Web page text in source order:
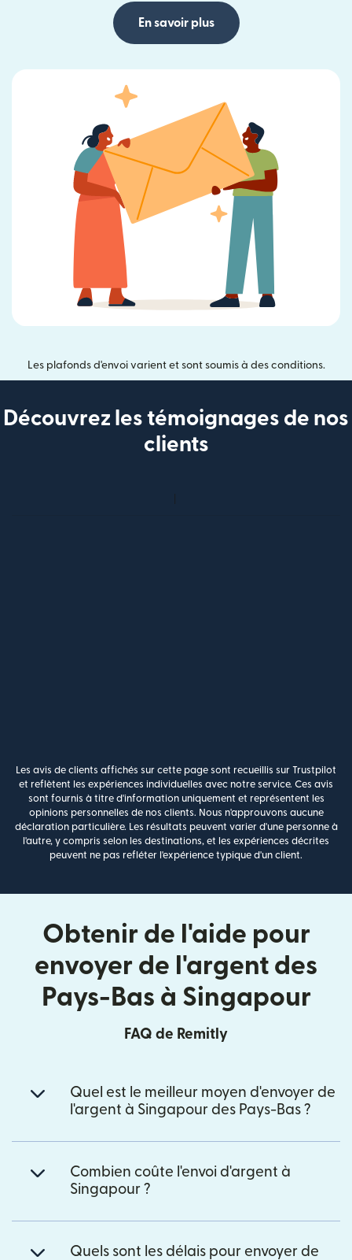
En savoir plus
Les plafonds d'envoi varient et sont soumis à des conditions.
Découvrez les témoignages de nos
clients
Les avis de clients affichés sur cette page sont recueillis sur Trustpilot
et reflètent les expériences individuelles avec notre service. Ces avis
sont fournis à titre d'information uniquement et représentent les
opinions personnelles de nos clients. Nous n'approuvons aucune
déclaration particulière. Les résultats peuvent varier d'une personne à
l'autre, y compris selon les destinations, et les expériences décrites
peuvent ne pas refléter l'expérience typique d'un client.
Obtenir de l'aide pour
envoyer de l'argent des
Pays-Bas à Singapour
FAQ de Remitly
Quel est le meilleur moyen d'envoyer de
l'argent à Singapour des Pays-Bas ?
Combien coûte l'envoi d'argent à
Singapour ?
Quels sont les délais pour envoyer de